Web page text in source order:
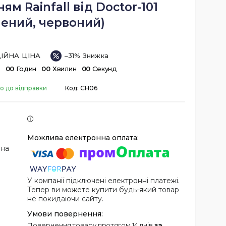
Rainfall від Doctor-101
червоний)
ЦІНА
–31%
00 Годин 00 Хвилин 00 Секунд
до відправки Код: CH06
У компанії підключені електронні платежі.
Тепер ви можете купити будь-який товар
не покидаючи сайту.